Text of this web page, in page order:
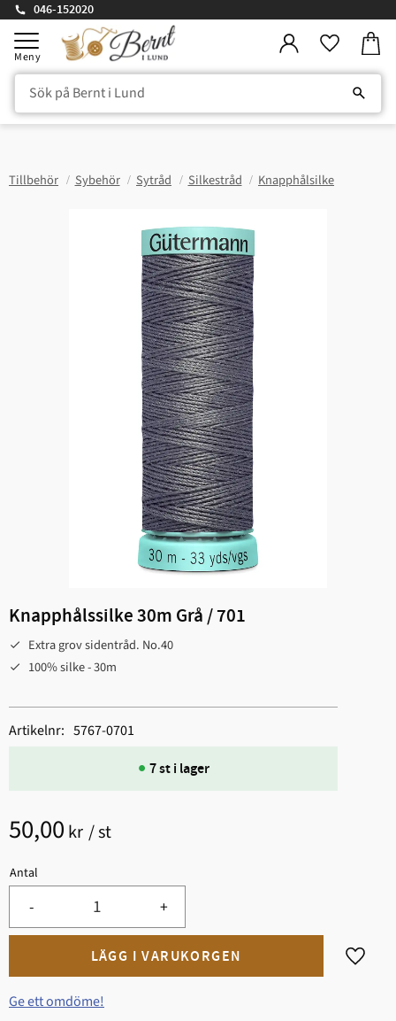
Meny
046-152020
Tillbehör Sybehör Sytråd Silkestråd Knapphålsilke
Knapphålssilke 30m Grå / 701
Extra grov sidentråd. No.40
100% silke - 30m
50,00 kr /st
Antal
+
-
Lägg
7 st i lager
Artikelnr 5767-0701
Ge ett omdöme!